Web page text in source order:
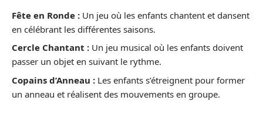
Fête en Ronde : Un jeu où les enfants chantent et dansent
en célébrant les différentes saisons.
Cercle Chantant : Un jeu musical où les enfants doivent
passer un objet en suivant le rythme.
Copains d’Anneau : Les enfants s’étreignent pour former
un anneau et réalisent des mouvements en groupe.